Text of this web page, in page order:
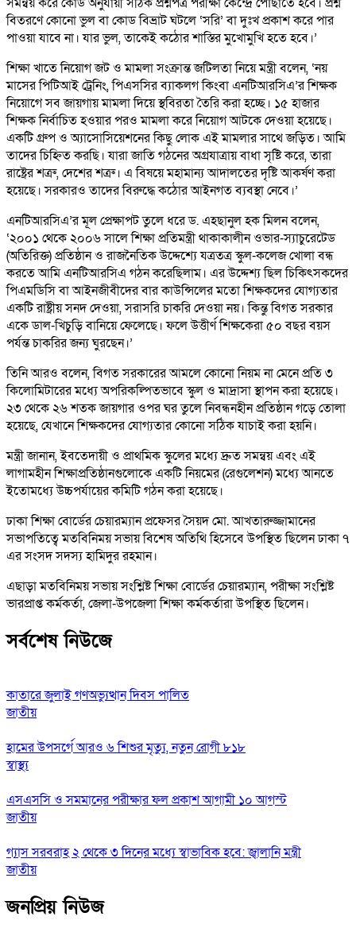
বিতরণে কোনো ভুল বা কোড বিভ্রাট ঘটলে ‘সরি’ বা দুঃখ প্রকাশ করে পার
পাওয়া যাবে না। যার ভুল, তাকেই কঠোর শাস্তির মুখোমুখি হতে হবে।’
শিক্ষা খাতে নিয়োগ জট ও মামলা সংক্রান্ত জটিলতা নিয়ে মন্ত্রী বলেন, ‘নয়
মাসের পিটিআই ট্রেনিং, পিএসসির ব্যাকলগ কিংবা এনটিআরসিএ’র শিক্ষক
নিয়োগে সব জায়গায় মামলা দিয়ে স্থবিরতা তৈরি করা হচ্ছে। ১৫ হাজার
শিক্ষক নির্বাচিত হওয়ার পরও মামলা করে নিয়োগ আটকে দেওয়া হয়েছে।
একটি গ্রুপ ও অ্যাসোসিয়েশনের কিছু লোক এই মামলার সাথে জড়িত। আমি
তাদের চিহ্নিত করছি। যারা জাতি গঠনের অগ্রযাত্রায় বাধা সৃষ্টি করে, তারা
রাষ্ট্রের শত্রু, দেশের শত্রু। এ বিষয়ে মহামান্য আদালতের দৃষ্টি আকর্ষণ করা
হয়েছে। সরকারও তাদের বিরুদ্ধে কঠোর আইনগত ব্যবস্থা নেবে।’
এনটিআরসিএ’র মূল প্রেক্ষাপট তুলে ধরে ড. এহছানুল হক মিলন বলেন,
‘২০০১ থেকে ২০০৬ সালে শিক্ষা প্রতিমন্ত্রী থাকাকালীন ওভার-স্যাচুরেটেড
(অতিরিক্ত) প্রতিষ্ঠান ও রাজনৈতিক উদ্দেশ্যে যত্রতত্র স্কুল-কলেজ খোলা বন্ধ
করতে আমি এনটিআরসিএ গঠন করেছিলাম। এর উদ্দেশ্য ছিল চিকিৎসকদের
পিএমডিসি বা আইনজীবীদের বার কাউন্সিলের মতো শিক্ষকদের যোগ্যতার
একটি রাষ্ট্রীয় সনদ দেওয়া, সরাসরি চাকরি দেওয়া নয়। কিন্তু বিগত সরকার
একে ডাল-খিচুড়ি বানিয়ে ফেলেছে। ফলে উত্তীর্ণ শিক্ষকেরা ৫০ বছর বয়স
পর্যন্ত চাকরির জন্য ঘুরছেন।’
তিনি আরও বলেন, বিগত সরকারের আমলে কোনো নিয়ম না মেনে প্রতি ৩
কিলোমিটারের মধ্যে অপরিকল্পিতভাবে স্কুল ও মাদ্রাসা স্থাপন করা হয়েছে।
২৩ থেকে ২৬ শতক জায়গার ওপর ঘর তুলে নিবন্ধনহীন প্রতিষ্ঠান গড়ে তোলা
হয়েছে, যেখানে শিক্ষকদের যোগ্যতার কোনো সঠিক যাচাই করা হয়নি।
মন্ত্রী জানান, ইবতেদায়ী ও প্রাথমিক স্কুলের মধ্যে দ্রুত সমন্বয় এবং এই
লাগামহীন শিক্ষাপ্রতিষ্ঠানগুলোকে একটি নিয়মের (রেগুলেশন) মধ্যে আনতে
ইতোমধ্যে উচ্চপর্যায়ের কমিটি গঠন করা হয়েছে।
ঢাকা শিক্ষা বোর্ডের চেয়ারম্যান প্রফেসর সৈয়দ মো. আখতারুজ্জামানের
সভাপতিত্বে মতবিনিময় সভায় বিশেষ অতিথি হিসেবে উপস্থিত ছিলেন ঢাকা ৭
এর সংসদ সদস্য হামিদুর রহমান।
এছাড়া মতবিনিময় সভায় সংশ্লিষ্ট শিক্ষা বোর্ডের চেয়ারম্যান, পরীক্ষা সংশ্লিষ্ট
ভারপ্রাপ্ত কর্মকর্তা, জেলা-উপজেলা শিক্ষা কর্মকর্তারা উপস্থিত ছিলেন।
সর্বশেষ নিউজে
কাতারে জুলাই গণঅভ্যুত্থান দিবস পালিত
জাতীয়
হামের উপসর্গে আরও ৬ শিশুর মৃত্যু, নতুন রোগী ৮১৮
স্বাস্থ্য
এসএসসি ও সমমানের পরীক্ষার ফল প্রকাশ আগামী ১০ আগস্ট
জাতীয়
গ্যাস সরবরাহ ২ থেকে ৩ দিনের মধ্যে স্বাভাবিক হবে: জ্বালানি মন্ত্রী
জাতীয়
জনপ্রিয় নিউজ